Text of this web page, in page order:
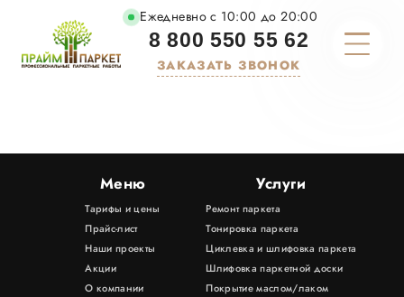
Ежедневно с 10:00 до 20:00
8 800 550 55 62
ЗАКАЗАТЬ ЗВОНОК
ТАРИФЫ И ЦЕНЫ
УСЛУГИ
МАТЕРИАЛЫ
Меню
Тарифы и цены
Прайс-лист
Наши проекты
Акции
О компании
Услуги
Ремонт паркета
Тонировка паркета
Циклевка и шлифовка паркета
Шлифовка паркетной доски
Покрытие маслом/лаком